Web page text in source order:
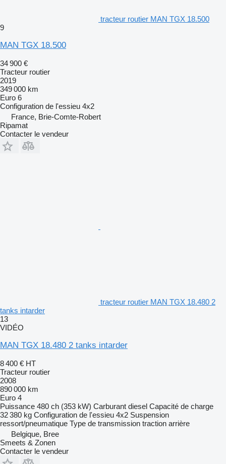
tracteur routier MAN TGX 18.500
9
MAN TGX 18.500
34 900 €
Tracteur routier
2019
349 000 km
Euro 6
Configuration de l'essieu 4x2
France, Brie-Comte-Robert
Ripamat
Contacter le vendeur
tracteur routier MAN TGX 18.480 2
tanks intarder
13
VIDÉO
MAN TGX 18.480 2 tanks intarder
8 400 € HT
Tracteur routier
2008
890 000 km
Euro 4
Puissance 480 ch (353 kW) Carburant diesel Capacité de charge
32 380 kg Configuration de l'essieu 4x2 Suspension
ressort/pneumatique Type de transmission traction arrière
Belgique, Bree
Smeets & Zonen
Contacter le vendeur